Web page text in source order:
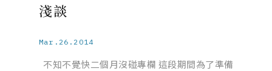
淺談
Mar.26.2014
不知不覺快二個月沒碰專欄 這段期間為了準備